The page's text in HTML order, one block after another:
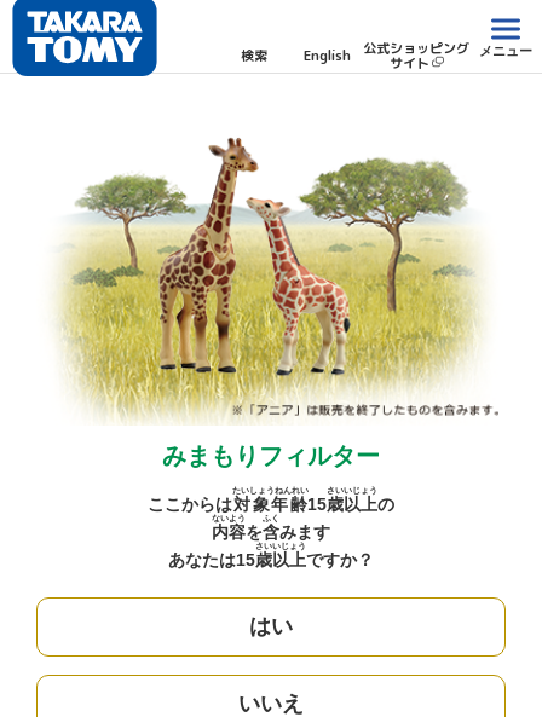
検索 English 公式ショッピング
サイト
メニュー
みまもりフィルター
ここからは対象年齢
たいしょうねんれい
15歳
さい
以上
いじょう
の
内容
ないよう
を含
ふく
みます
あなたは15歳
さい
以上
いじょう
ですか？
はい
いいえ